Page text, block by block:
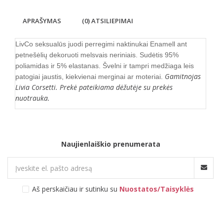
APRAŠYMAS (0) ATSILIEPIMAI
LivCo seksualūs juodi perregimi naktinukai Enamell ant
petnešėlių dekoruoti melsvais neriniais. Sudėtis 95%
poliamidas ir 5% elastanas. Švelni ir tampri medžiaga leis
patogiai jaustis, kiekvienai merginai ar moteriai. Gamitnojas
Livia Corsetti. Prekė pateikiama dėžutėje su prekės
nuotrauka.
Naujienlaiškio prenumerata
Aš perskaičiau ir sutinku su Nuostatos/Taisyklės